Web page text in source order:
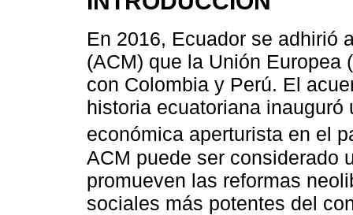
En 2016, Ecuador se adhirió
(ACM) que la Unión Europea
con Colombia y Perú. El
historia ecuatoriana
económica aperturista en el
ACM puede ser considerado
promueven las reformas
sociales más potentes del